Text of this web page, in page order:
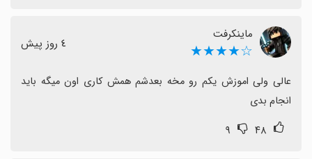
این بازی گزینه مناسبی است؛ فقط باید آماده باشید برای
ماینکرفت
☆★★★★ ٤ روز پیش
انجام بدی
۴۸ ۹